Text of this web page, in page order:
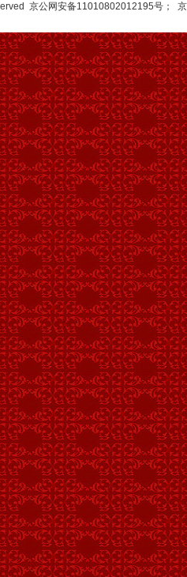
京公网安备11010802012195号； 京